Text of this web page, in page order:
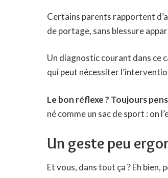
Certains parents rapportent
de portage, sans blessure
Un diagnostic courant dans ce
qui peut nécessiter
Le bon réflexe ? Toujours
né comme un sac de sport : on
Un geste peu
Et vous, dans tout ça ? Eh